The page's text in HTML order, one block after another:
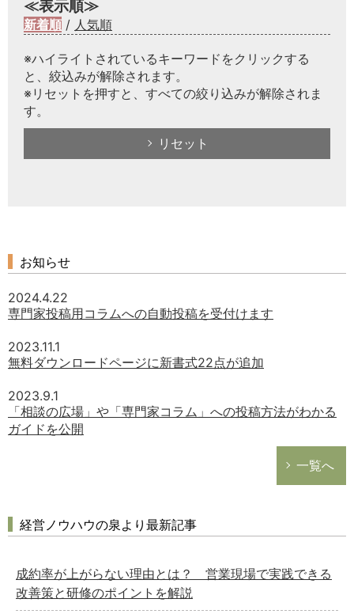
≪表示順≫
新着順 / 人気順
※ハイライトされているキーワードをクリックする
と、絞込みが解除されます。
※リセットを押すと、すべての絞り込みが解除されま
す。
リセット
お知らせ
2024.4.22
専門家投稿用コラムへの自動投稿を受付けます
2023.11.1
無料ダウンロードページに新書式22点が追加
2023.9.1
「相談の広場」や「専門家コラム」への投稿方法がわかる
ガイドを公開
一覧へ
経営ノウハウの泉より最新記事
成約率が上がらない理由とは？ 営業現場で実践できる
改善策と研修のポイントを解説